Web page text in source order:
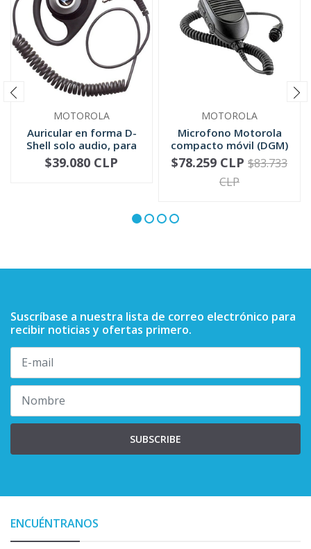
MOTOROLA
Auricular en forma D-
Shell solo audio, para
mic...
+
$39.080 CLP
MOTOROLA
Microfono Motorola
compacto móvil (DGM)
RMN5052
+
-
$78.259 CLP $83.733
CLP
Suscríbase a nuestra lista de correo electrónico para
recibir noticias y ofertas primero.
SUBSCRIBE
ENCUÉNTRANOS